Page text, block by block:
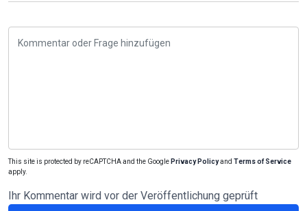
This site is protected by reCAPTCHA and the Google Privacy Policyand Terms of Service
apply.
Ihr Kommentar wird vor der Veröffentlichung geprüft